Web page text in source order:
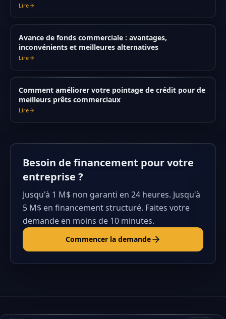
Lire
Avance de fonds commerciale : avantages,
inconvénients et meilleures alternatives
Lire
Comment améliorer votre pointage de crédit pour de
meilleurs prêts commerciaux
Lire
Besoin de financement pour votre
entreprise ?
Jusqu'à 1 M$ non garanti en 24 heures. Jusqu'à
5 M$ en financement structuré. Faites votre
demande en moins de 10 minutes.
Commencer la demande